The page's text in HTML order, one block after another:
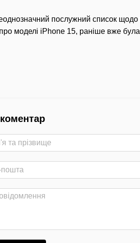
послужний список щодо
про моделі iPhone 15, раніше вже